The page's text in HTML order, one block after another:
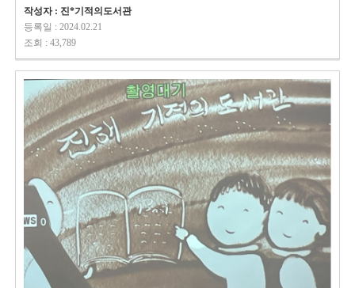
작성자 : 진*기적의도서관
등록일 : 2024.02.21
조회 : 43,789